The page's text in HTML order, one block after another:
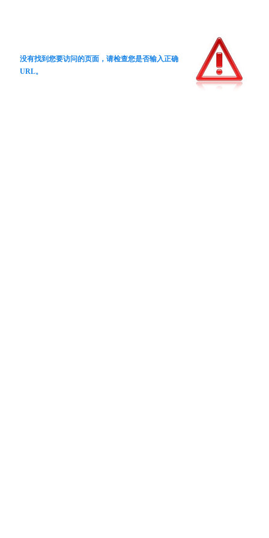
没有找到您要访问的页面，请检查您是否输入正确
URL。